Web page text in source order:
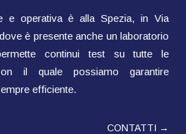
e operativa è alla Spezia, in Via
è presente anche un laboratorio
continui test su tutte le
il quale possiamo garantire
efficiente.
CONTATTI →